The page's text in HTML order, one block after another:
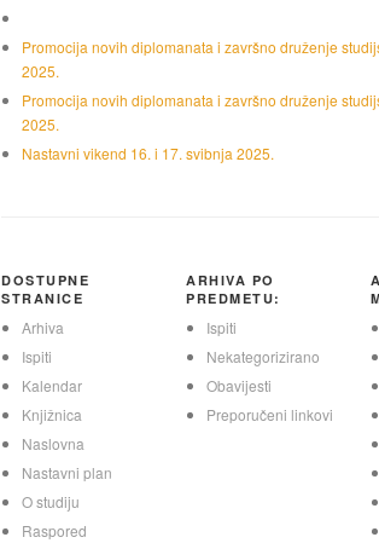
Promocija novih diplomanata i završno druženje
2025.
Promocija novih diplomanata i završno druženje
2025.
Nastavni vikend 16. i 17. svibnja 2025.
DOSTUPNE
STRANICE
Arhiva
Ispiti
Kalendar
Knjižnica
Naslovna
Nastavni plan
O studiju
Raspored
ARHIVA PO
PREDMETU:
Ispiti
Nekategorizirano
Obavijesti
Preporučeni linkovi